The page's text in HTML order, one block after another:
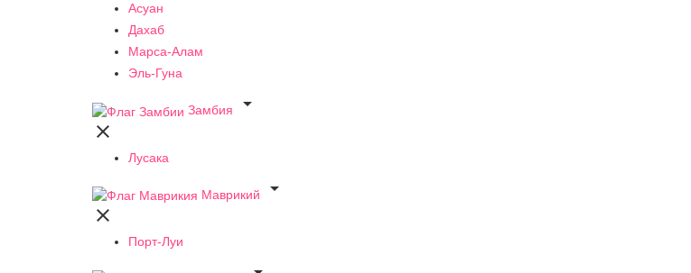
Асуан
Дахаб
Марса-Алам
Эль-Гуна
Замбия


Лусака
Маврикий


Порт-Луи